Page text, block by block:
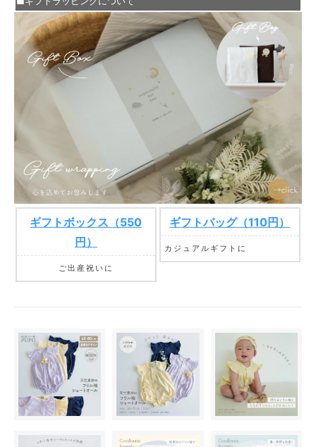
ギフトボックス（550
円）
ご出産祝いに
ギフトバッグ（110円）
カジュアルギフトに